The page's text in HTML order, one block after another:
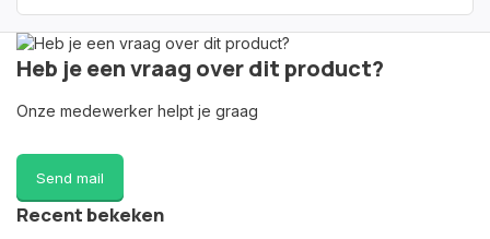
Heb je een vraag over dit product?
Onze medewerker helpt je graag
Send mail
Recent bekeken